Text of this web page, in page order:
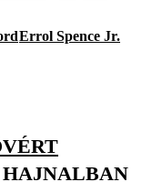
Errol Spence Jr.
HAJNALBAN